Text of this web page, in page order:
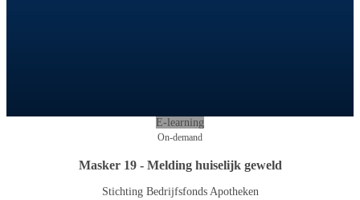
E-learning
On-demand
Masker 19 - Melding huiselijk geweld
Stichting Bedrijfsfonds Apotheken